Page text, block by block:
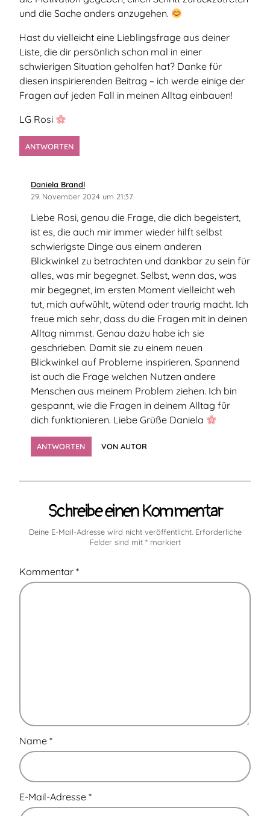
und die Sache anders anzugehen.
Hast du vielleicht eine Lieblingsfrage aus deiner
Liste, die dir persönlich schon mal in einer
schwierigen Situation geholfen hat? Danke für
diesen inspirierenden Beitrag – ich werde einige der
Fragen auf jeden Fall in meinen Alltag einbauen!
LG Rosi
ANTWORTEN
Daniela Brandlsagt:
29. November 2024 um 21:37
Liebe Rosi, genau die Frage, die dich begeistert,
ist es, die auch mir immer wieder hilft selbst
schwierigste Dinge aus einem anderen
Blickwinkel zu betrachten und dankbar zu sein für
alles, was mir begegnet. Selbst, wenn das, was
mir begegnet, im ersten Moment vielleicht weh
tut, mich aufwühlt, wütend oder traurig macht. Ich
freue mich sehr, dass du die Fragen mit in deinen
Alltag nimmst. Genau dazu habe ich sie
geschrieben. Damit sie zu einem neuen
Blickwinkel auf Probleme inspirieren. Spannend
ist auch die Frage welchen Nutzen andere
Menschen aus meinem Problem ziehen. Ich bin
gespannt, wie die Fragen in deinem Alltag für
dich funktionieren. Liebe Grüße Daniela
ANTWORTEN VON AUTOR
Schreibe einen Kommentar
Deine E-Mail-Adresse wird nicht veröffentlicht. Erforderliche
Felder sind mit *markiert
Kommentar *
Name *
E-Mail-Adresse *